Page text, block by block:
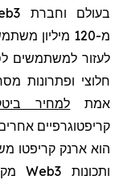
בעולם וחברת
מ-120
לעזור למשתמשים
חלוצי ופתרונות
אמת למחיר
קריפטוגרפיים
הוא ארנק קריפטו
ותכונות Web3